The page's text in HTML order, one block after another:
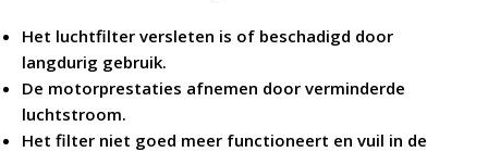
Het luchtfilter versleten is of beschadigd door
langdurig gebruik.
De motorprestaties afnemen door verminderde
luchtstroom.
Het filter niet goed meer functioneert en vuil in de